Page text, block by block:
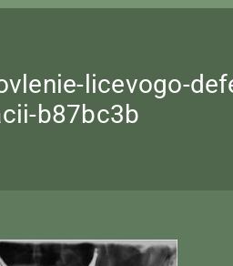
licevogo-
b87bc3b